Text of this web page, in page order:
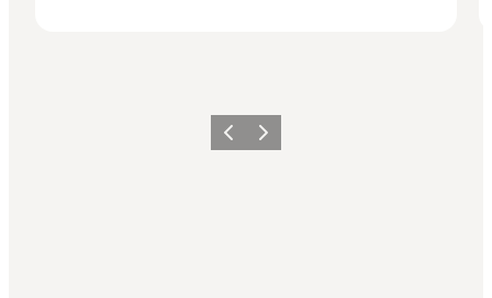
ForrigeNæste